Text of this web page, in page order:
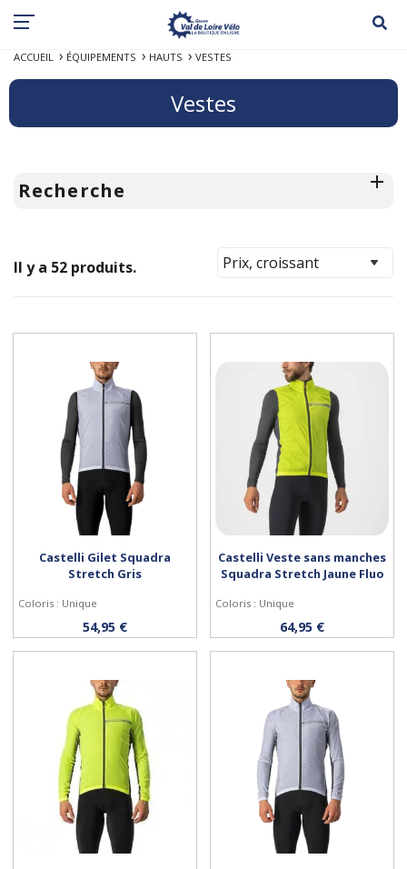
ACCUEIL ÉQUIPEMENTS HAUTS VESTES
Vestes
Recherche
Il y a 52 produits.
Personnaliser
Castelli Gilet Squadra
Stretch Gris
Coloris : Unique
54,95 € Personnaliser
Castelli Veste sans manches
Squadra Stretch Jaune Fluo
Coloris : Unique
64,95 €